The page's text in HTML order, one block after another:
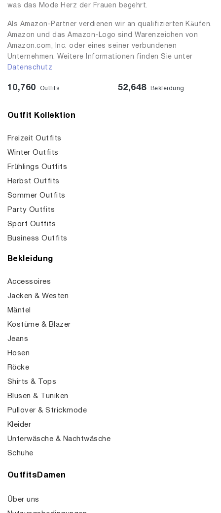
was das Mode Herz der Frauen begehrt.
Als Amazon-Partner verdienen wir an qualifizierten Käufen.
Amazon und das Amazon-Logo sind Warenzeichen von
Amazon.com, Inc. oder eines seiner verbundenen
Unternehmen. Weitere Informationen finden Sie unter
Datenschutz
10,760 Outfits 52,648 Bekleidung
Outfit Kollektion
Freizeit Outfits
Winter Outfits
Frühlings Outfits
Herbst Outfits
Sommer Outfits
Party Outfits
Sport Outfits
Business Outfits
Bekleidung
Accessoires
Jacken & Westen
Mäntel
Kostüme & Blazer
Jeans
Hosen
Röcke
Shirts & Tops
Blusen & Tuniken
Pullover & Strickmode
Kleider
Unterwäsche & Nachtwäsche
Schuhe
OutfitsDamen
Über uns